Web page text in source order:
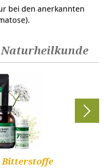
bei den anerkannten
Bitterstoffe